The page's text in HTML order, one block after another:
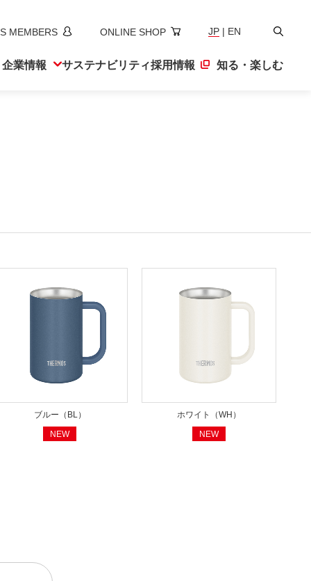
MEMBERS ONLINE SHOP JP | EN
検
企業情報 サステナビリティ採用情報 知る・楽しむ
ブルー（BL）
NEW
ホワイト（WH）
NEW